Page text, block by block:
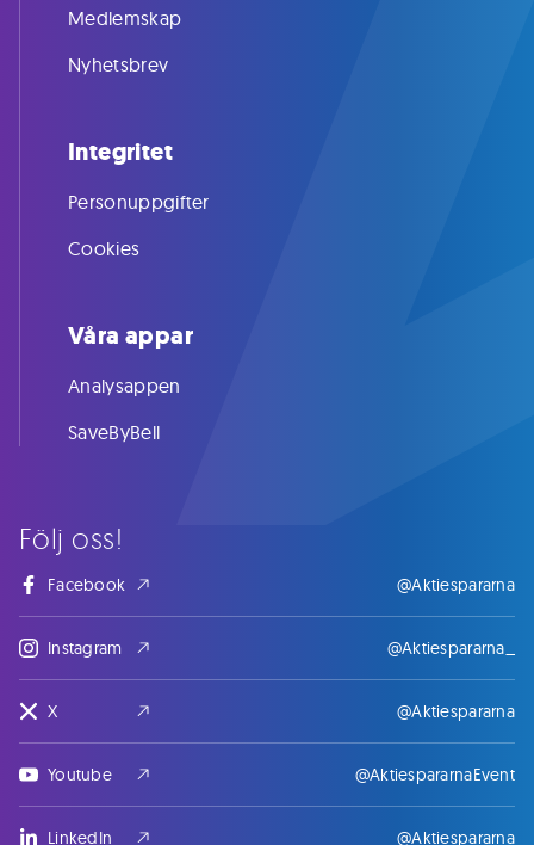
Följ oss!
Facebook @Aktiespararna
Instagram @Aktiespararna_
X @Aktiespararna
Youtube @AktiespararnaEvent
LinkedIn @Aktiespararna
Medlemskap
Nyhetsbrev
Integritet
Personuppgifter
Cookies
Våra appar
Analysappen
SaveByBell